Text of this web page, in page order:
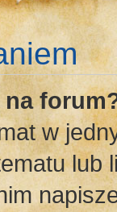
w
lub